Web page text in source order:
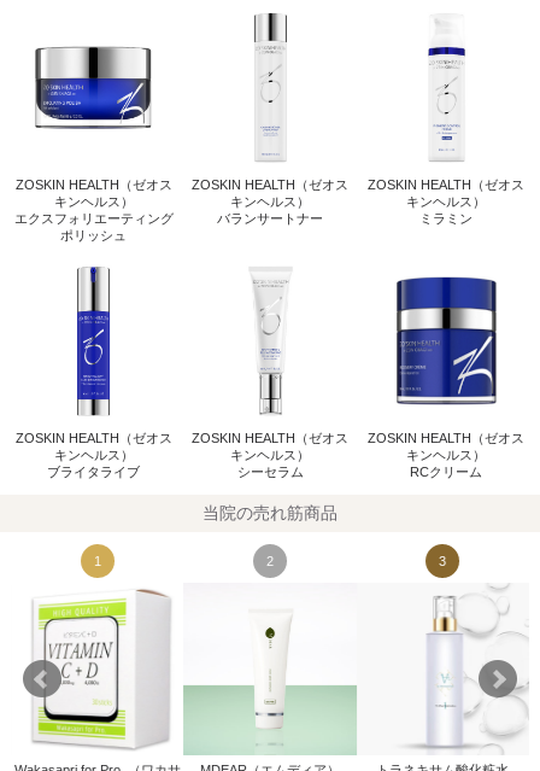
ZOSKIN HEALTH（ゼオス
キンヘルス）
エクスフォリエーティング
ポリッシュ
ZOSKIN HEALTH（ゼオス
キンヘルス）
バランサートナー
ZOSKIN HEALTH（ゼオス
キンヘルス）
ミラミン
ZOSKIN HEALTH（ゼオス
キンヘルス）
ブライタライブ
ZOSKIN HEALTH（ゼオス
キンヘルス）
シーセラム
ZOSKIN HEALTH（ゼオス
キンヘルス）
RCクリーム
当院の売れ筋商品
1 2 3